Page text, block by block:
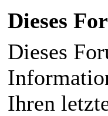
Dieses
Dieses
Ihren